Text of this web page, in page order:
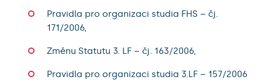
Pravidla pro organizaci studia FHS – čj.
171/2006,
Změnu Statutu 3. LF – čj. 163/2006,
Pravidla pro organizaci studia 3.LF – 157/2006